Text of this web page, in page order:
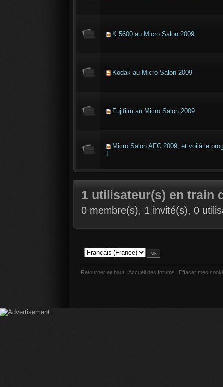
K 5600 au Micro Salon 2009
Kodak au Micro Salon 2009
Fujifilm au Micro Salon 2009
Micro Salon AFC 2009, et voilà le
!
1 utilisateur(s) en train
0 membre(s), 1 invité(s), 0
Retourner en haut Accueil des forums Effacer mes